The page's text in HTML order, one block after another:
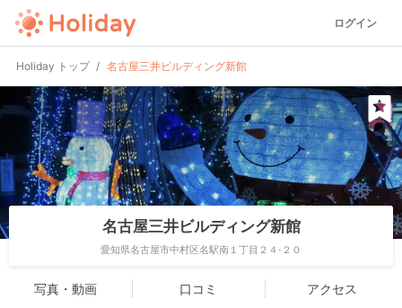
ログイン
Holiday トップ 名古屋三井ビルディング新館
名古屋三井ビルディング新館
愛知県名古屋市中村区名駅南１丁目２４-２０
写真・動画 口コミ アクセス